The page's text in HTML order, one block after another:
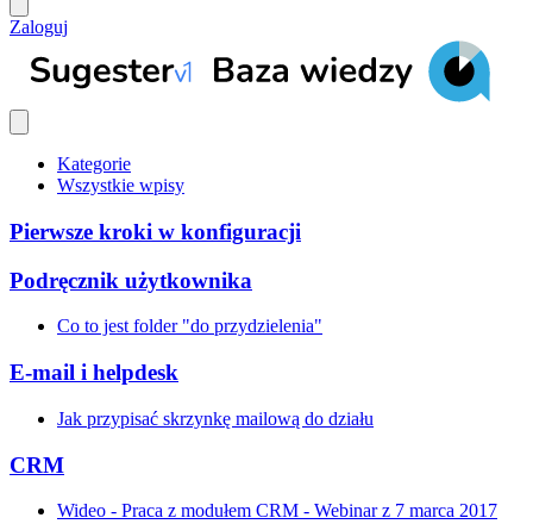
Zaloguj
Kategorie
Wszystkie wpisy
Pierwsze kroki w konfiguracji
Podręcznik użytkownika
Co to jest folder "do przydzielenia"
E-mail i helpdesk
Jak przypisać skrzynkę mailową do działu
CRM
Wideo - Praca z modułem CRM - Webinar z 7 marca 2017